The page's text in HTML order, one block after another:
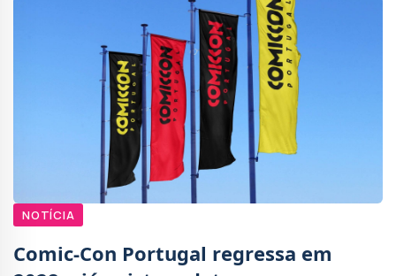
NOTÍCIA
Comic-Con Portugal regressa em